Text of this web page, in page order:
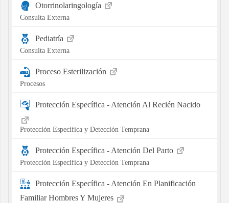
Otorrinolaringología
Consulta Externa
Pediatría
Consulta Externa
Proceso Esterilización
Procesos
Protección Específica - Atención Al Recién Nacido
Protección Especifica y Detección Temprana
Protección Específica - Atención Del Parto
Protección Especifica y Detección Temprana
Protección Específica - Atención En Planificación
Familiar Hombres Y Mujeres